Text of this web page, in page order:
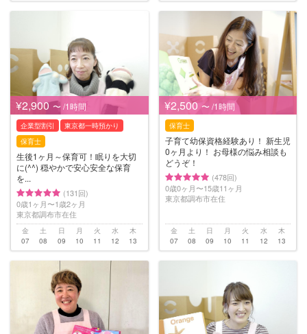
¥2,900 〜 /1時間
企業型割引
東京都一時預かり
保育士
生後1ヶ月～保育可！眠りを大切
に(^^) 穏やかで安心安全な保育
を...
(131回)
0歳1ヶ月〜1歳2ヶ月
東京都調布市在住
金
07
土
08
日
09
月
10
火
11
水
12
木
13
¥2,500 〜 /1時間
保育士
子育て幼保資格経験あり！ 新生児
0ヶ月より！ お母様の悩み相談も
どうぞ！
(478回)
0歳0ヶ月〜15歳11ヶ月
東京都調布市在住
金
07
土
08
日
09
月
10
火
11
水
12
木
13